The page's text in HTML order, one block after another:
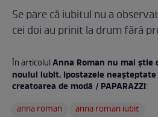
Se pare că iubitul nu a
cei doi au prinit la drum fără
În articolulAnna Roman nu mai știe
noului iubit. Ipostazele
creatoarea de modă / PAPARAZZI:
anna roman
anna roman iubit